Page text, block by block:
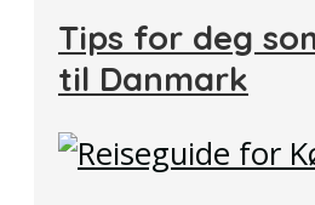
Tips for deg
til Danmark